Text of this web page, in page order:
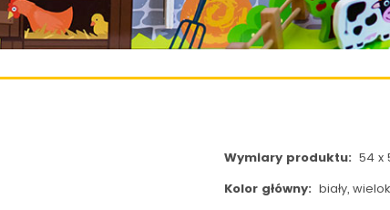
Wymiary produktu: 54 x
Kolor główny: biały,